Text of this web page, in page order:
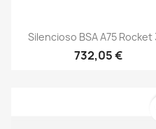
Vista rápida
Silencioso BSA A75 Rocket
732,05 €